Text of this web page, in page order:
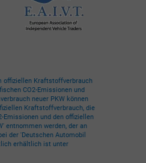
offiziellen Kraftstoffverbrauch
CO2-Emissionen und
neuer PKW können
Kraftstoffverbrauch, die
Emissionen und den offiziellen
entnommen werden, der an
der 'Deutschen Automobil
erhältlich ist unter